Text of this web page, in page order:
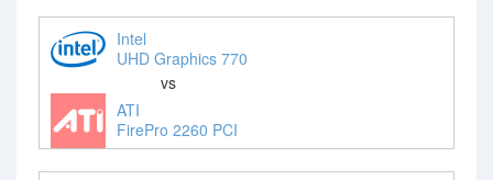
Intel
UHD Graphics 770
vs
ATI
FirePro 2260 PCI